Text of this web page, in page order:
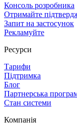
Консоль розробника
Отримайте
Запит на застосунок
Рекламуйте
Ресурси
Тарифи
Підтримка
Блог
Партнерська
Стан системи
Компанія